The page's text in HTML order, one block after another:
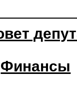
Финансы